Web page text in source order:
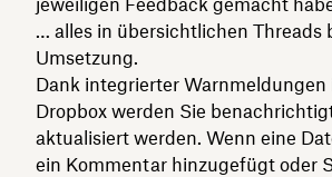
… alles in übersichtlichen Threads
Umsetzung.
Dank integrierter Warnmeldungen
Dropbox werden Sie
aktualisiert werden. Wenn eine
ein Kommentar hinzugefügt oder